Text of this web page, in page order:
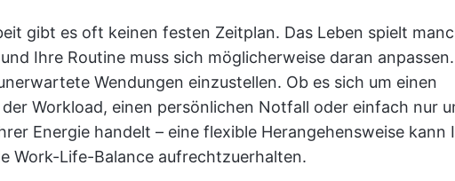
gibt es oft keinen festen Zeitplan. Das Leben spielt
Ihre Routine muss sich möglicherweise daran
Wendungen einzustellen. Ob es sich um einen
Workload, einen persönlichen Notfall oder einfach nur
Energie handelt – eine flexible Herangehensweise kann
Work-Life-Balance aufrechtzuerhalten.